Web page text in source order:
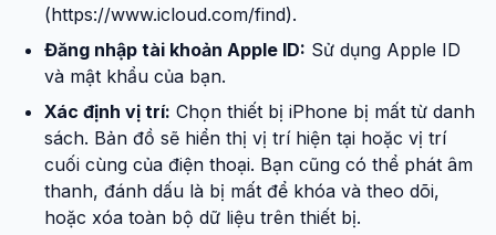
(https://www.icloud.com/find).
Đăng nhập tài khoản Apple ID: Sử dụng Apple ID
và mật khẩu của bạn.
Xác định vị trí: Chọn thiết bị iPhone bị mất từ danh
sách. Bản đồ sẽ hiển thị vị trí hiện tại hoặc vị trí
cuối cùng của điện thoại. Bạn cũng có thể phát âm
thanh, đánh dấu là bị mất để khóa và theo dõi,
hoặc xóa toàn bộ dữ liệu trên thiết bị.